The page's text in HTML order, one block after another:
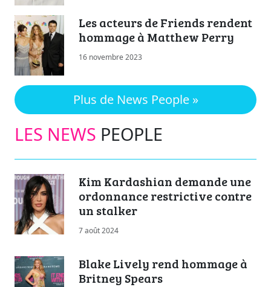
Les acteurs de Friends rendent
hommage à Matthew Perry
16 novembre 2023
Plus de News People »
LES NEWS PEOPLE
Kim Kardashian demande une
ordonnance restrictive contre
un stalker
7 août 2024
Blake Lively rend hommage à
Britney Spears